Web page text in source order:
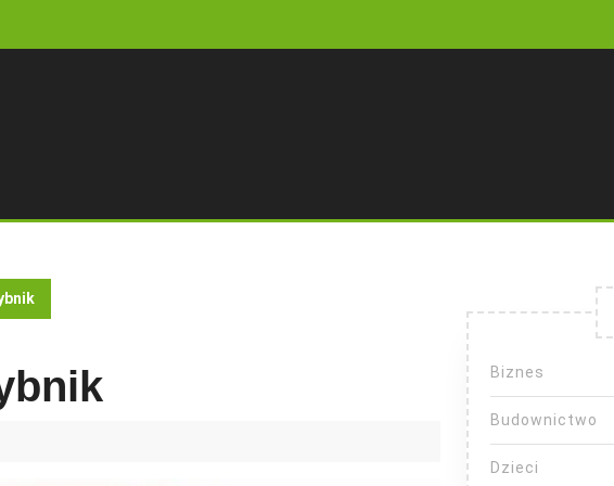
Biznes
Budownictwo
Dzieci